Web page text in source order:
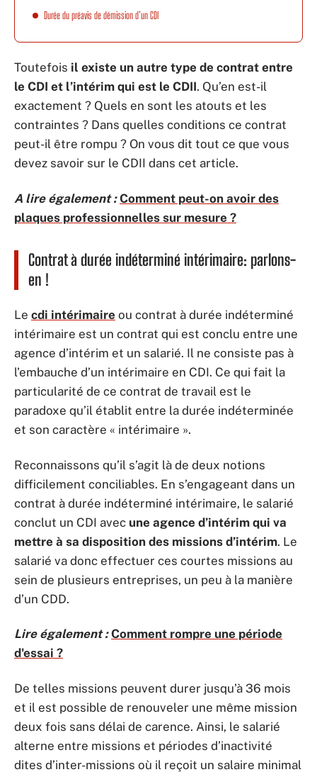
Durée du préavis de démission d’un CDI
Toutefois il existe un autre type de contrat entre
le CDI et l’intérim qui est le CDII. Qu’en est-il
exactement ? Quels en sont les atouts et les
contraintes ? Dans quelles conditions ce contrat
peut-il être rompu ? On vous dit tout ce que vous
devez savoir sur le CDII dans cet article.
A lire également : Comment peut-on avoir des
plaques professionnelles sur mesure ?
Contrat à durée indéterminé intérimaire: parlons-
en !
Le cdi intérimaire ou contrat à durée indéterminé
intérimaire est un contrat qui est conclu entre une
agence d’intérim et un salarié. Il ne consiste pas à
l’embauche d’un intérimaire en CDI. Ce qui fait la
particularité de ce contrat de travail est le
paradoxe qu’il établit entre la durée indéterminée
et son caractère « intérimaire ».
Reconnaissons qu’il s’agit là de deux notions
difficilement conciliables. En s’engageant dans un
contrat à durée indéterminé intérimaire, le salarié
conclut un CDI avec une agence d’intérim qui va
mettre à sa disposition des missions d’intérim. Le
salarié va donc effectuer ces courtes missions au
sein de plusieurs entreprises, un peu à la manière
d’un CDD.
Lire également : Comment rompre une période
d'essai ?
De telles missions peuvent durer jusqu’à 36 mois
et il est possible de renouveler une même mission
deux fois sans délai de carence. Ainsi, le salarié
alterne entre missions et périodes d’inactivité
dites d’inter-missions où il reçoit un salaire minimal